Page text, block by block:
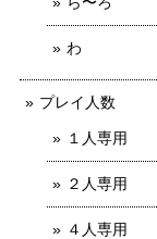
わ
プレイ人数
１人専用
２人専用
４人専用